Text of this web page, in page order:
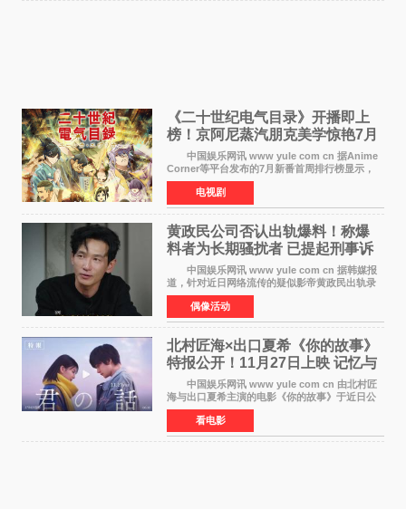
《二十世纪电气目录》开播即上
榜！京阿尼蒸汽朋克美学惊艳7月
新番季
中国娱乐网讯 www yule com cn 据Anime
Corner等平台发布的7月新番首周排行榜显示，
由京都动画制作的《二十世纪电气目录》在多个
榜单中表现亮眼，位列AniLab全球TOP10第十
名。该剧改编自结
电视剧
黄政民公司否认出轨爆料！称爆
料者为长期骚扰者 已提起刑事诉
中国娱乐网讯 www yule com cn 据韩媒报
道，针对近日网络流传的疑似影帝黄政民出轨录
音及短信爆料，黄政民所属经纪公司于今日正式
发表声明，明确否认相关传闻。 公司表示，
爆料者是一名长
偶像活动
北村匠海×出口夏希《你的故事》
特报公开！11月27日上映 记忆与
初恋的奇幻交织
中国娱乐网讯 www yule com cn 由北村匠
海与出口夏希主演的电影《你的故事》于近日公
开特报影像，正式定档11月27日上映。 本片
改编自三秋缒同名小说，编剧由曾执笔《孤独摇
滚！》的吉田惠
看电影